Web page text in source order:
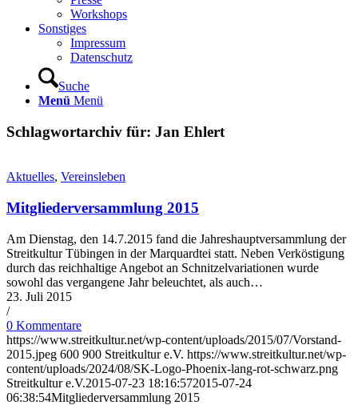
Workshops
Sonstiges
Impressum
Datenschutz
Suche
Menü Menü
Schlagwortarchiv für: Jan Ehlert
Aktuelles, Vereinsleben
Mitgliederversammlung 2015
Am Dienstag, den 14.7.2015 fand die Jahreshauptversammlung der
Streitkultur Tübingen in der Marquardtei statt. Neben Verköstigung
durch das reichhaltige Angebot an Schnitzelvariationen wurde
sowohl das vergangene Jahr beleuchtet, als auch…
23. Juli 2015
/
0 Kommentare
https://www.streitkultur.net/wp-content/uploads/2015/07/Vorstand-
2015.jpeg 600 900 Streitkultur e.V. https://www.streitkultur.net/wp-
content/uploads/2024/08/SK-Logo-Phoenix-lang-rot-schwarz.png
Streitkultur e.V.2015-07-23 18:16:572015-07-24
06:38:54Mitgliederversammlung 2015